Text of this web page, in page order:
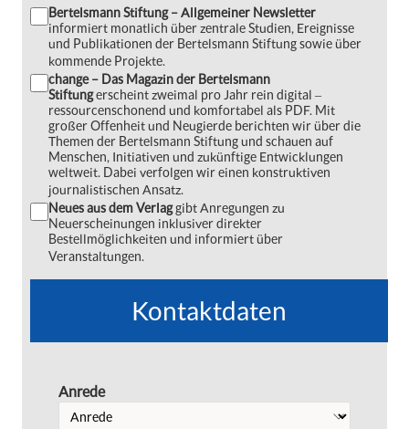
Bertelsmann Stiftung – Allgemeiner Newsletter
informiert monatlich über zentrale Studien, Ereignisse
und Publikationen der Bertelsmann Stiftung sowie über
kommende Projekte.
change – Das Magazin der Bertelsmann
Stiftungerscheint zweimal pro Jahr rein digital ‒
ressourcenschonend und komfortabel als PDF. Mit
großer Offenheit und Neugierde berichten wir über die
Themen der Bertelsmann Stiftung und schauen auf
Menschen, Initiativen und zukünftige Entwicklungen
weltweit. Dabei verfolgen wir einen konstruktiven
journalistischen Ansatz.
Neues aus dem Verlaggibt Anregungen zu
Neuerscheinungen inklusiver direkter
Bestellmöglichkeiten und informiert über
Veranstaltungen.
Kontaktdaten
Anrede